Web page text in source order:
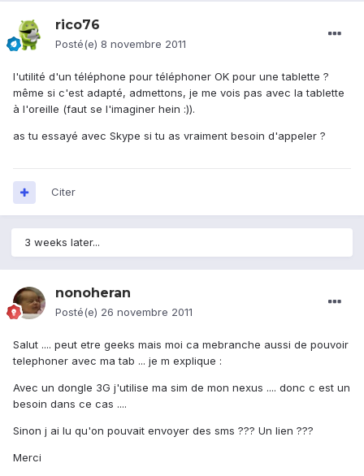
rico76
Posté(e) 8 novembre 2011
l'utilité d'un téléphone pour téléphoner OK pour une tablette ?
même si c'est adapté, admettons, je me vois pas avec la tablette
à l'oreille (faut se l'imaginer hein :)).
as tu essayé avec Skype si tu as vraiment besoin d'appeler ?
Citer
3 weeks later...
nonoheran
Posté(e) 26 novembre 2011
Salut .... peut etre geeks mais moi ca mebranche aussi de pouvoir
telephoner avec ma tab ... je m explique :
Avec un dongle 3G j'utilise ma sim de mon nexus .... donc c est un
besoin dans ce cas ....
Sinon j ai lu qu'on pouvait envoyer des sms ??? Un lien ???
Merci